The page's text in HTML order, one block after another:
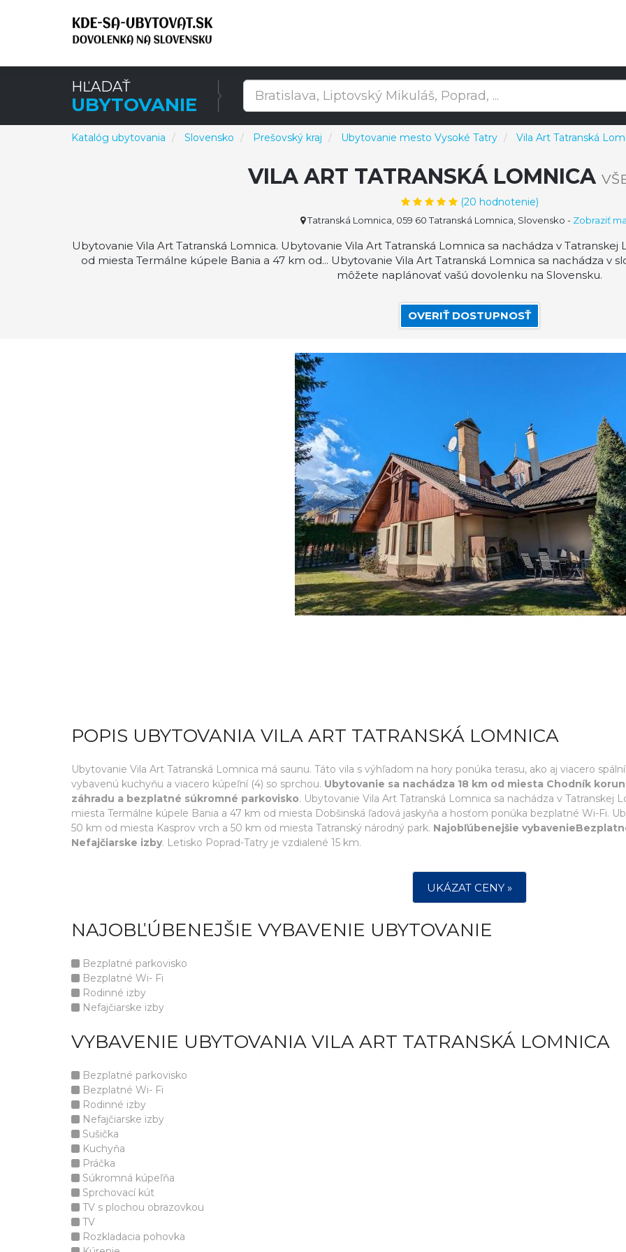
HĽADAŤ
UBYTOVANIE
Katalóg ubytovania Slovensko Prešovský kraj Ubytovanie mesto Vysoké Tatry Vila Art Tatranská
VILA ART TATRANSKÁ LOMNICA
(20 hodnotenie)
Tatranská Lomnica, 059 60 Tatranská Lomnica, Slovensko - Zobraziť
Ubytovanie Vila Art Tatranská Lomnica. Ubytovanie Vila Art Tatranská Lomnica sa nachádza v
od miesta Termálne kúpele Bania a 47 km od... Ubytovanie Vila Art Tatranská Lomnica sa nachádza v
môžete naplánovať vašú dovolenku na Slovensku.
OVERIŤ DOSTUPNOSŤ
POPIS UBYTOVANIA VILA ART TATRANSKÁ LOMNICA
Ubytovanie Vila Art Tatranská Lomnica má saunu. Táto vila s výhľadom na hory ponúka terasu, ako aj viacero
vybavenú kuchyňu a viacero kúpeľní (4) so sprchou. Ubytovanie sa nachádza 18 km od miesta Chodník
záhradu a bezplatné súkromné parkovisko. Ubytovanie Vila Art Tatranská Lomnica sa nachádza v
miesta Termálne kúpele Bania a 47 km od miesta Dobšinská ľadová jaskyňa a hosťom ponúka bezplatné Wi-Fi.
50 km od miesta Kasprov vrch a 50 km od miesta Tatranský národný park. Najobľúbenejšie
Nefajčiarske izby. Letisko Poprad-Tatry je vzdialené 15 km.
UKÁZAT CENY »
NAJOBĽÚBENEJŠIE VYBAVENIE UBYTOVANIE
Bezplatné parkovisko
Bezplatné Wi- Fi
Rodinné izby
Nefajčiarske izby
VYBAVENIE UBYTOVANIA VILA ART TATRANSKÁ LOMNICA
Bezplatné parkovisko
Bezplatné Wi- Fi
Rodinné izby
Nefajčiarske izby
Sušička
Kuchyňa
Práčka
Súkromná kúpeľňa
Sprchovací kút
TV s plochou obrazovkou
TV
Rozkladacia pohovka